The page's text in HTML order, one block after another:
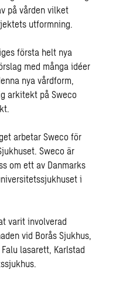
på vården vilket
utformning.
första helt nya
med många idéer
nya vårdform,
arkitekt på Sweco
arbetar Sweco för
Sweco är
om ett av Danmarks
i
varit involverad
vid Borås Sjukhus,
lasarett, Karlstad